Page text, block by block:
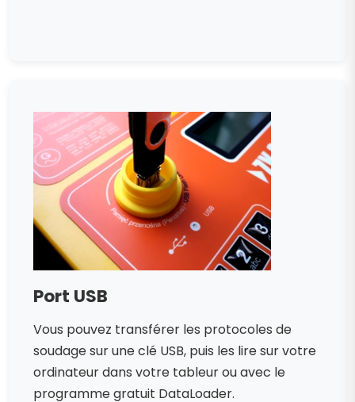
Port USB
Vous pouvez transférer les protocoles de
soudage sur une clé USB, puis les lire sur votre
ordinateur dans votre tableur ou avec le
programme gratuit DataLoader.